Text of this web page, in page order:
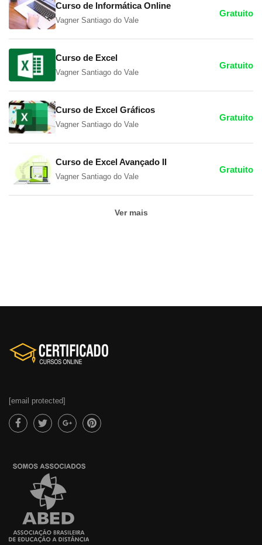
Curso de Informática Online
Vagner Santiago do Vale
Gratuito
Curso de Excel
Vagner Santiago do Vale
Gratuito
Curso de Excel Gráficos
Vagner Santiago do Vale
Gratuito
Curso de Excel Avançado II
Vagner Santiago do Vale
Gratuito
Ver mais
[email protected]